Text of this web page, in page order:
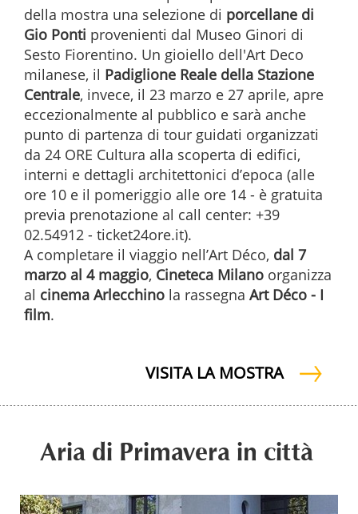
della mostra una selezione di porcellane di
Gio Ponti provenienti dal Museo Ginori di
Sesto Fiorentino. Un gioiello dell'Art Deco
milanese, il Padiglione Reale della Stazione
Centrale, invece, il 23 marzo e 27 aprile, apre
eccezionalmente al pubblico e sarà anche
punto di partenza di tour guidati organizzati
da 24 ORE Cultura alla scoperta di edifici,
interni e dettagli architettonici d’epoca (alle
ore 10 e il pomeriggio alle ore 14 - è gratuita
previa prenotazione al call center: +39
02.54912 - ticket24ore.it).
A completare il viaggio nell’Art Déco, dal 7
marzo al 4 maggio, Cineteca Milano organizza
al cinema Arlecchino la rassegna Art Déco - I
film.
VISITA LA MOSTRA
Aria di Primavera in città